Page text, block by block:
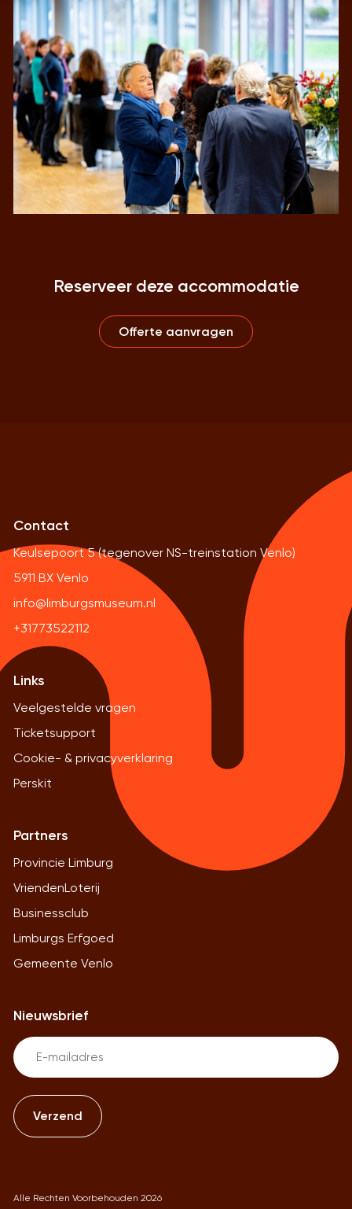
Reserveer deze accommodatie
Offerte aanvragen
Contact
Keulsepoort 5 (tegenover NS-treinstation Venlo)
5911 BX Venlo
info@limburgsmuseum.nl
+31773522112
Links
Veelgestelde vragen
Ticketsupport
Cookie- & privacyverklaring
Perskit
Partners
Provincie Limburg
VriendenLoterij
Businessclub
Limburgs Erfgoed
Gemeente Venlo
Nieuwsbrief
Email
(Vereist)
Alle Rechten Voorbehouden 2026